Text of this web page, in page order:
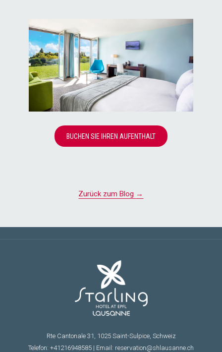
BUCHEN SIE IHREN AUFENTHALT
Zurück zum Blog
Rte Cantonale 31, 1025 Saint-Sulpice, Schweiz
Telefon: +41216948585 | Email: reservation@shlausanne.ch